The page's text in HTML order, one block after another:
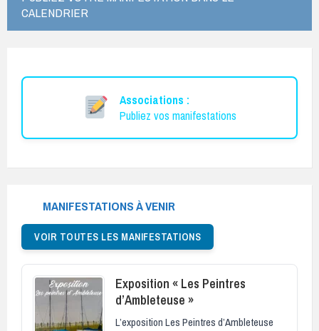
CALENDRIER
Associations :
Publiez vos manifestations
MANIFESTATIONS À VENIR
VOIR TOUTES LES MANIFESTATIONS
Exposition « Les Peintres
d’Ambleteuse »
L’exposition Les Peintres d’Ambleteuse